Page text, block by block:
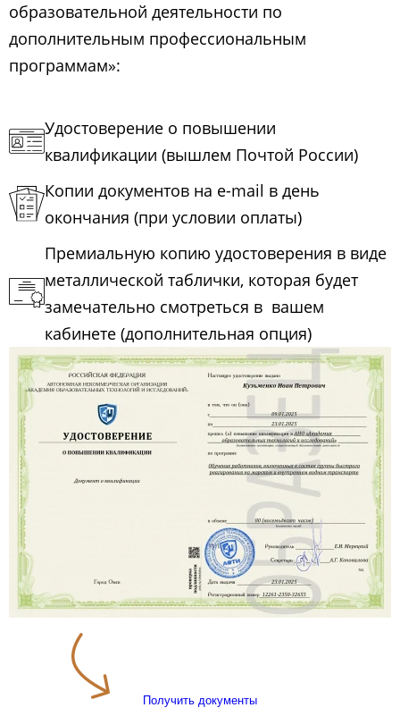
образовательной деятельности по
дополнительным профессиональным
программам»:
Удостоверение о повышении
квалификации (вышлем Почтой России)
Копии документов на e-mail в день
окончания (при условии оплаты)
Премиальную копию удостоверения в виде
металлической таблички, которая будет
замечательно смотреться в вашем
кабинете (дополнительная опция)
Получить документы